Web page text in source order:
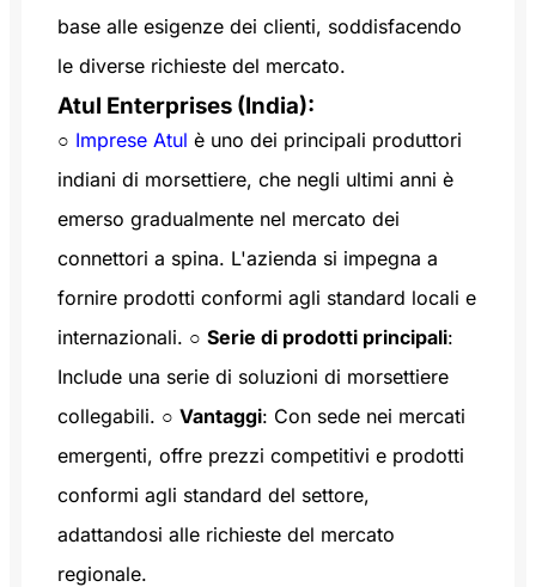
base alle esigenze dei clienti, soddisfacendo
le diverse richieste del mercato.
Atul Enterprises (India):
○ Imprese Atul è uno dei principali produttori
indiani di morsettiere, che negli ultimi anni è
emerso gradualmente nel mercato dei
connettori a spina. L'azienda si impegna a
fornire prodotti conformi agli standard locali e
internazionali. ○ Serie di prodotti principali:
Include una serie di soluzioni di morsettiere
collegabili. ○ Vantaggi: Con sede nei mercati
emergenti, offre prezzi competitivi e prodotti
conformi agli standard del settore,
adattandosi alle richieste del mercato
regionale.